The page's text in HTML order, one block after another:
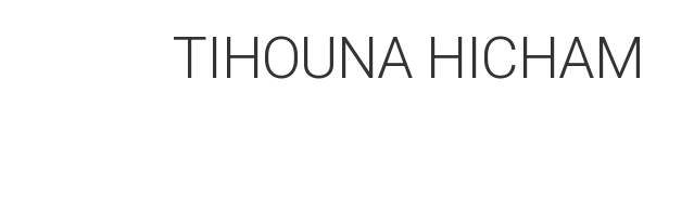
TIHOUNA HICHAM